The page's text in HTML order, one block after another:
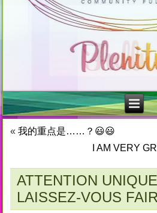
«我的重点是……？😃😃
I AM VERY
ATTENTION
LAISSEZ-VOUS